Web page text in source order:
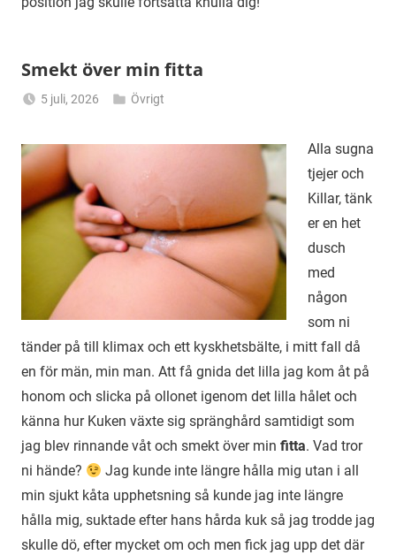
Smekt över min fitta
5 juli, 2026
Övrigt
Alla sugna
tjejer och
Killar, tänk
er en het
dusch
med
någon
som ni
tänder på till klimax och ett kyskhetsbälte, i mitt fall då
en för män, min man. Att få gnida det lilla jag kom åt på
honom och slicka på ollonet igenom det lilla hålet och
känna hur Kuken växte sig spränghård samtidigt som
jag blev rinnande våt och smekt över min fitta. Vad tror
ni hände?
Jag kunde inte längre hålla mig utan i all
min sjukt kåta upphetsning så kunde jag inte längre
hålla mig, suktade efter hans hårda kuk så jag trodde jag
skulle dö, efter mycket om och men fick jag upp det där